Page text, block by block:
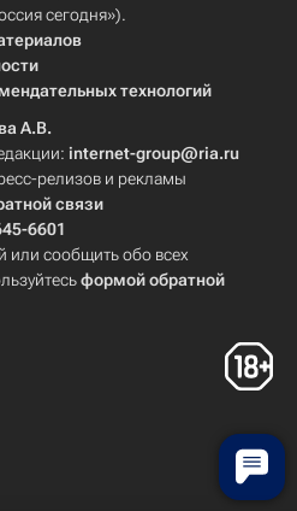
сегодня»).
технологий
А.В.
internet-group@ria.ru
релизов и рекламы
связи
6601
или сообщить обо всех
формой обратной